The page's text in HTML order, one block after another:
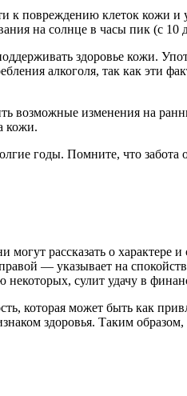
к повреждению клеток кожи и
на солнце в часы пик (с 10
здоровье кожи.
алкоголя, так как эти
возможные изменения на
кожи.
годы. Помните, что забота
рассказать о характере и
— указывает на
сулит удачу в
которая может быть как
здоровья. Таким